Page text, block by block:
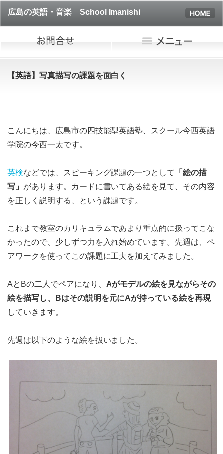
広島の英語・音楽 School Imanishi
【英語】写真描写の課題を面白く
こんにちは、広島市の四技能型英語塾、スクール今西英語
学院の今西一太です。
英検などでは、スピーキング課題の一つとして
「絵の描
写」 があります。カードに書いてある絵を見て、その内容
を正しく説明する、という課題です。
これまで教室のカリキュラムであまり重点的に扱ってこな
かったので、少しずつ力を入れ始めています。先週は、ペ
アワークを使ってこの課題に工夫を加えてみました。
AとBの二人でペアになり、 Aがモデルの絵を見ながらその
絵を描写し、Bはその説明を元にAが持っている絵を再現
していきます。
先週は以下のような絵を扱いました。